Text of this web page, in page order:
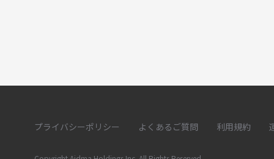
プライバシーポリシー よくあるご質問 利用規約